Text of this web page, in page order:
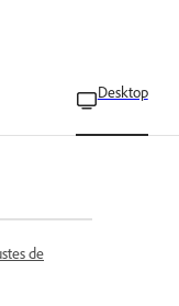
Desktop
como
de